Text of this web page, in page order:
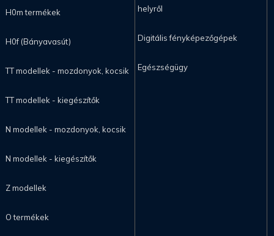
H0m termékek
H0f (Bányavasút)
TT modellek - mozdonyok, kocsik
TT modellek - kiegészítők
N modellek - mozdonyok, kocsik
N modellek - kiegészítők
Z modellek
O termékek
helyről
Digitális fényképezőgépek
Egészségügy